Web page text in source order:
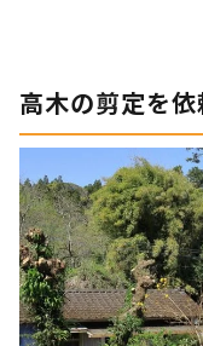
高木の剪定を